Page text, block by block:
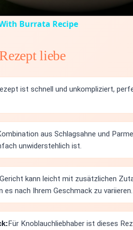
Burrata Recipe
liebe
ist schnell und unkompliziert,
aus Schlagsahne und
unwiderstehlich ist.
kann leicht mit zusätzlichen
es nach Ihrem Geschmack zu variieren.
Für Knoblauchliebhaber ist dieses